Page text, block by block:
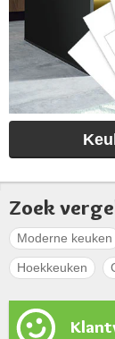
Zoek
Moderne keuken
Hoekkeuken